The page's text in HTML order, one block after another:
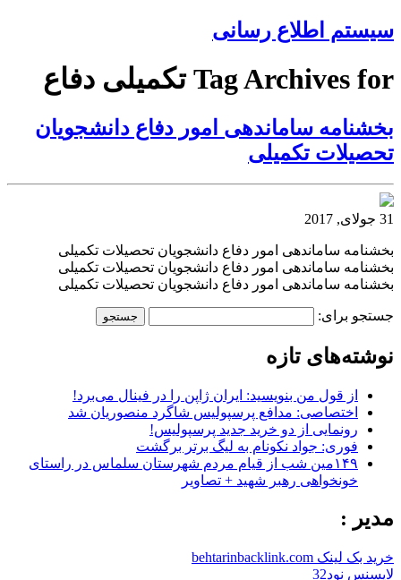
سیستم اطلاع رسانی
Tag Archives for تكميلی دفاع
بخشنامه ساماندهی امور دفاع دانشجويان
تحصيلات تكميلی
31 جولای, 2017
بخشنامه ساماندهی امور دفاع دانشجويان تحصيلات تكميلی
بخشنامه ساماندهی امور دفاع دانشجويان تحصيلات تكميلی
بخشنامه ساماندهی امور دفاع دانشجويان تحصيلات تكميلی
جستجو برای:
نوشته‌های تازه
از قول من بنویسید: ایران ژاپن را در فینال می‌برد!
اختصاصی: مدافع پرسپولیس شاگرد منصوریان شد
رونمایی از دو خرید جدید پرسپولیس!
فوری: جواد نکونام به لیگ برتر برگشت
۱۴۹مین شب از قیام مردم شهرستان سلماس در راستای
خونخواهی رهبر شهید + تصاویر
مدیر :
خرید بک لینک behtarinbacklink.com
لایسنس نود32